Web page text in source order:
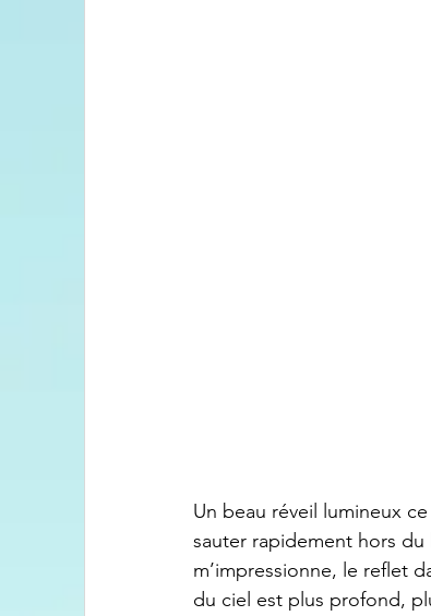
Un beau réveil lumineux
sauter rapidement hors
m’impressionne, le reflet
du ciel est plus profond,